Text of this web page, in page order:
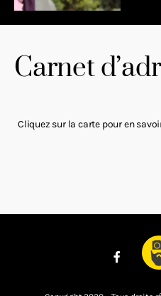
Carnet
Cliquez sur la carte pour en